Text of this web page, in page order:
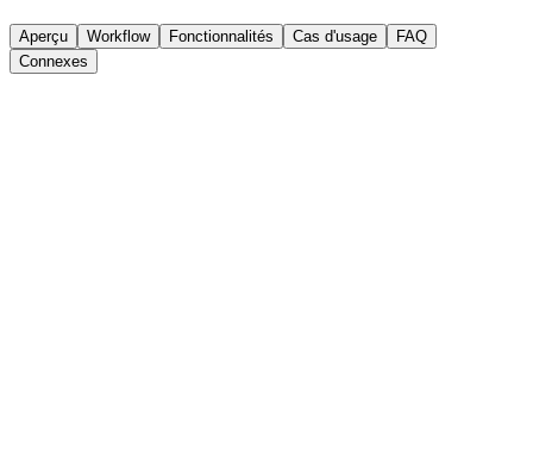
Aperçu Workflow Fonctionnalités Cas d'usage
FAQ
Connexes